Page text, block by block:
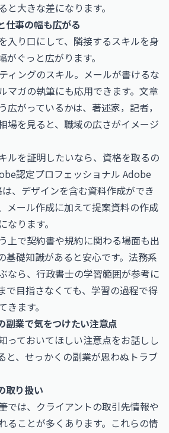
と大きな差になります。
仕事の幅も広がる
入り口にして、隣接するスキルを身
ぐっと広がります。
ィングのスキル。メールが書けるな
マガの執筆にも応用できます。文章
広がっているかは、 著述家，記者，
場を見ると、職域の広さがイメージ
ルを証明したいなら、資格を取るの
認定プロフェッショナル Adobe
、デザインを含む資料作成ができ
メール作成に加えて提案資料の作成
なります。
上で契約書や規約に関わる場面も出
基礎知識があると安心です。法務系
なら、 行政書士の学習範囲が参考に
で目指さなくても、学習の過程で得
ます。
副業で気をつけたい注意点
っておいてほしい注意点をお話しし
と、せっかくの副業が思わぬトラブ
取り扱い
では、クライアントの取引先情報や
ることが多くあります。これらの情